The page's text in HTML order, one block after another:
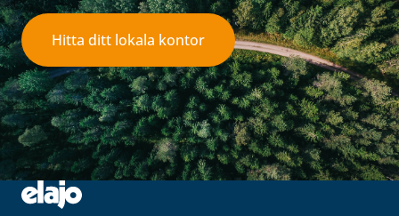
Hitta ditt lokala kontor